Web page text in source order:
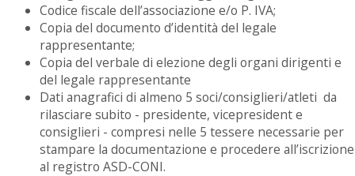
Codice fiscale dell’associazione e/o P. IVA;
Copia del documento d’identità del legale
rappresentante;
Copia del verbale di elezione degli organi dirigenti e
del legale rappresentante
Dati anagrafici di almeno 5 soci/consiglieri/atleti da
rilasciare subito - presidente, vicepresident e
consiglieri - compresi nelle 5 tessere necessarie per
stampare la documentazione e procedere all’iscrizione
al registro ASD-CONI.